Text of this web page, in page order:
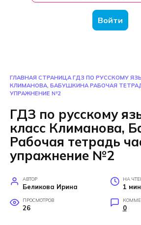
Войти
ГЛАВНАЯ СТРАНИЦА ГДЗ ПО РУССКОМУ
КЛИМАНОВА, БАБУШКИНА РАБОЧАЯ
УПРАЖНЕНИЕ №2
ГДЗ по русскому
класс Климанова,
Рабочая тетрадь
упражнение №2
АВТОР
Беликова Ирина
НА
1 мин
ПРОСМОТРОВ
26 0